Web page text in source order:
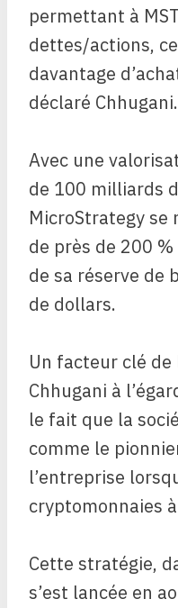
permettant à
dettes/actions,
davantage
déclaré Chhugani.
Avec une
de 100 milliards
MicroStrategy se
de près de 200
de sa réserve de
de dollars.
Un facteur clé de
Chhugani à
le fait que la
comme le
l’entreprise
cryptomonnaies
Cette stratégie,
s’est lancée en